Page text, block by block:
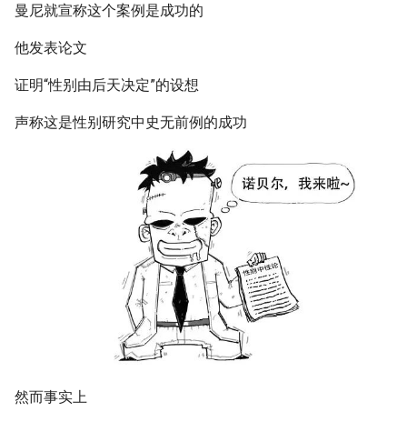
曼尼就宣称这个案例是成功的
他发表论文
证明“性别由后天决定”的设想
声称这是性别研究中史无前例的成功
然而事实上